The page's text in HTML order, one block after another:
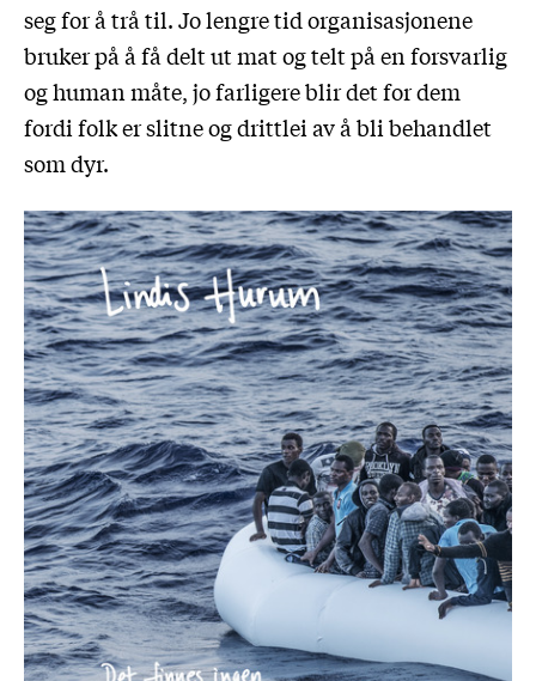
seg for å trå til. Jo lengre tid organisasjonene
bruker på å få delt ut mat og telt på en forsvarlig
og human måte, jo farligere blir det for dem
fordi folk er slitne og drittlei av å bli behandlet
som dyr.